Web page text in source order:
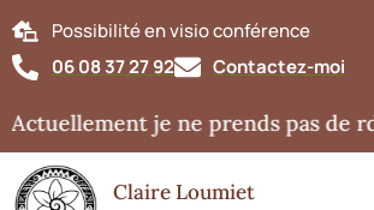
Possibilité en visio conférence
06 08 37 27 92
Contactez-moi
je ne prends pas de
Claire Loumiet